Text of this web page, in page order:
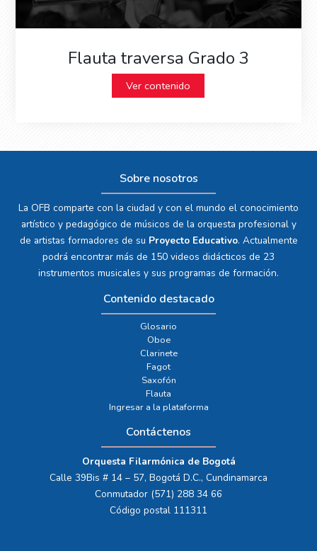
Flauta traversa Grado 3
Ver contenido
Sobre nosotros
La OFB comparte con la ciudad y con el mundo el conocimiento
artístico y pedagógico de músicos de la orquesta profesional y
de artistas formadores de su Proyecto Educativo. Actualmente
podrá encontrar más de 150 videos didácticos de 23
instrumentos musicales y sus programas de formación.
Contenido destacado
Glosario
Oboe
Clarinete
Fagot
Saxofón
Flauta
Ingresar a la plataforma
Contáctenos
Orquesta Filarmónica de Bogotá
Calle 39Bis # 14 – 57, Bogotá D.C., Cundinamarca
Conmutador (571) 288 34 66
Código postal 111311